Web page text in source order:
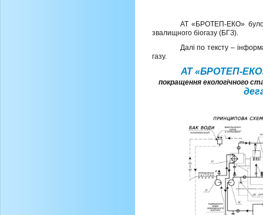
АТ «БРОТЕП-ЕКО» було
звалищного біогазу (БГЗ).
Далі по тексту –
газу.
АТ «БРОТЕП-
покращення екологічного